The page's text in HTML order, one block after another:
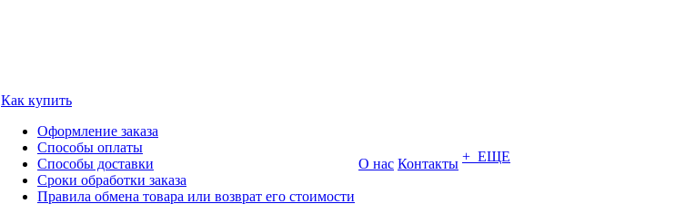
Как купить
Оформление заказа
Способы оплаты
Способы доставки
Сроки обработки заказа
Правила обмена товара или возврат его стоимости
О нас Контакты + ЕЩЕ